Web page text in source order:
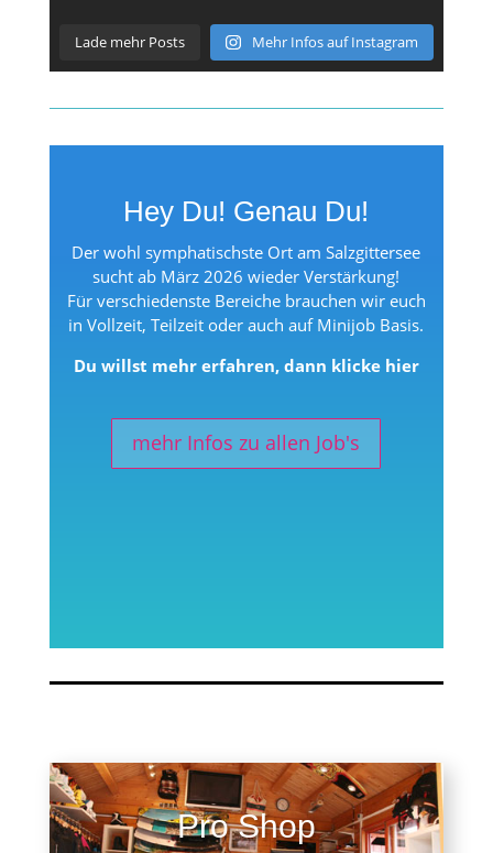
Lade mehr Posts Mehr Infos auf Instagram
Hey Du! Genau Du!
Der wohl symphatischste Ort am Salzgittersee
sucht ab März 2026 wieder Verstärkung!
Für verschiedenste Bereiche brauchen wir euch
in Vollzeit, Teilzeit oder auch auf Minijob Basis.
Du willst mehr erfahren, dann klicke hier
mehr Infos zu allen Job's
Pro Shop